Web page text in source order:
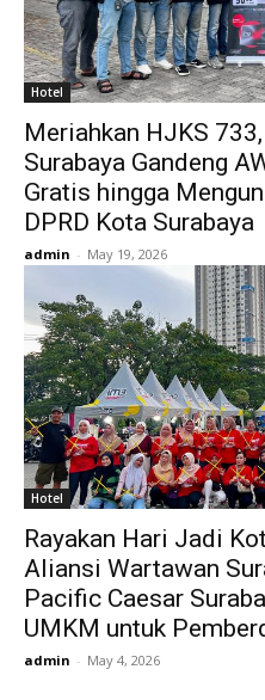
Hotel
Meriahkan HJKS
Surabaya Gandeng
Gratis hingga
DPRD Kota Surabaya
admin - May 19, 2026
Hotel
Rayakan Hari Jadi
Aliansi Wartawan
Pacific Caesar
UMKM untuk
admin - May 4, 2026